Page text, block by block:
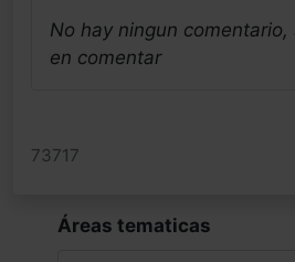
Por curiosidad tras emitir
temas interesan tampoco,
por su asociación tan
No hay ningun comentario,
en comentar
73717
Áreas tematicas